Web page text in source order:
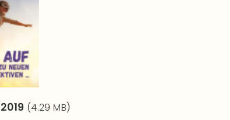
(4.29 MB)